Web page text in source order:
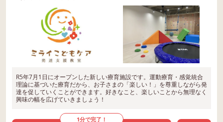
R5年7月1日にオープンした新しい療育施設です。運動療育・感覚統合
理論に基づいた療育だから、お子さまの「楽しい！」を尊重しながら発
達を促していくことができます。好きなこと、楽しいことから無理なく
興味の幅を広げていきましょう！
1分で完了！